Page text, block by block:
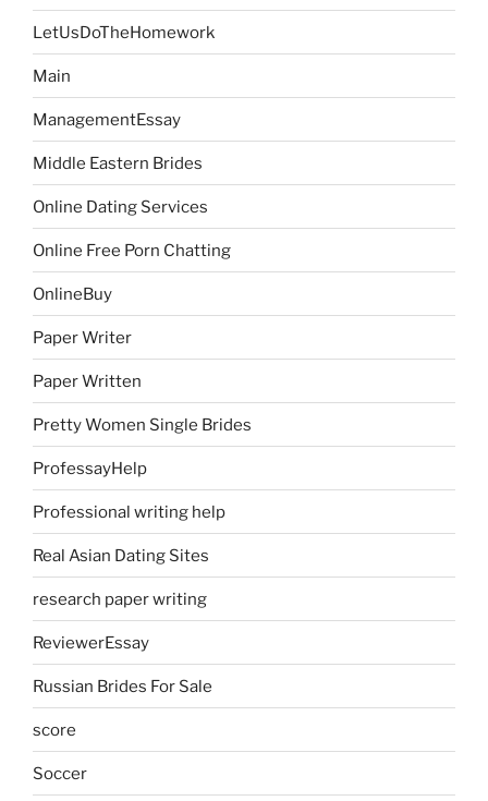
LetUsDoTheHomework
Main
ManagementEssay
Middle Eastern Brides
Online Dating Services
Online Free Porn Chatting
OnlineBuy
Paper Writer
Paper Written
Pretty Women Single Brides
ProfessayHelp
Professional writing help
Real Asian Dating Sites
research paper writing
ReviewerEssay
Russian Brides For Sale
score
Soccer